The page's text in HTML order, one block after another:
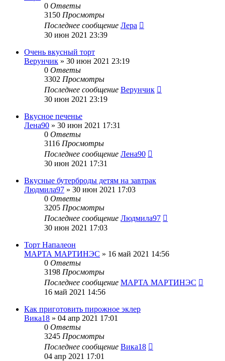
0 Ответы
3150 Просмотры
Последнее сообщение Лера
30 июн 2021 23:39
Очень вкусный торт
Верунчик » 30 июн 2021 23:19
0 Ответы
3302 Просмотры
Последнее сообщение Верунчик
30 июн 2021 23:19
Вкусное печенье
Лена90 » 30 июн 2021 17:31
0 Ответы
3116 Просмотры
Последнее сообщение Лена90
30 июн 2021 17:31
Вкусные бутерброды детям на завтрак
Людмила97 » 30 июн 2021 17:03
0 Ответы
3205 Просмотры
Последнее сообщение Людмила97
30 июн 2021 17:03
Торт Напалеон
МАРТА МАРТИНЭС » 16 май 2021 14:56
0 Ответы
3198 Просмотры
Последнее сообщение МАРТА МАРТИНЭС
16 май 2021 14:56
Как приготовить пирожное эклер
Вика18 » 04 апр 2021 17:01
0 Ответы
3245 Просмотры
Последнее сообщение Вика18
04 апр 2021 17:01